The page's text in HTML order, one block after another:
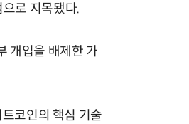
로 지목됐다.
개입을 배제한 가
코인의 핵심 기술